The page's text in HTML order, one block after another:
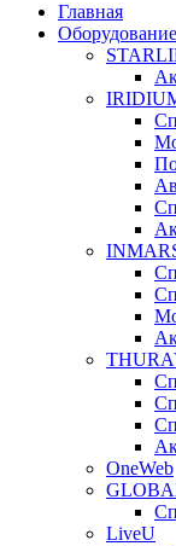
Главная
Оборудование
OneWeb
LiveU